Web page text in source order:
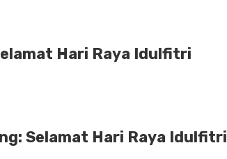
Hari Raya Idulfitri
Selamat Hari Raya Idulfitri